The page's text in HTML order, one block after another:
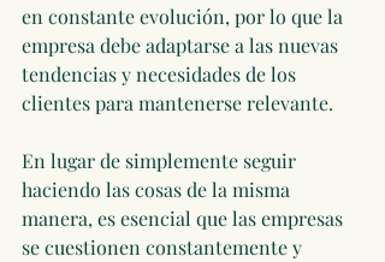
en constante evolución, por lo que la
empresa debe adaptarse a las nuevas
tendencias y necesidades de los
clientes para mantenerse relevante.
En lugar de simplemente seguir
haciendo las cosas de la misma
manera, es esencial que las empresas
se cuestionen constantemente y